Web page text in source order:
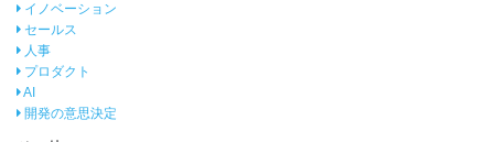
イノベーション
セールス
人事
プロダクト
AI
開発の意思決定